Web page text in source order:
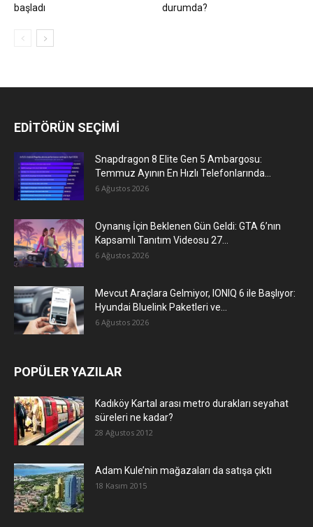
başladı
durumda?
EDİTÖRÜN SEÇİMİ
Snapdragon 8 Elite Gen 5 Ambargosu:
Temmuz Ayının En Hızlı Telefonlarında...
6 Ağustos 2026
Oynanış İçin Beklenen Gün Geldi: GTA 6’nın
Kapsamlı Tanıtım Videosu 27...
6 Ağustos 2026
Mevcut Araçlara Gelmiyor, IONIQ 6 ile Başlıyor:
Hyundai Bluelink Paketleri ve...
6 Ağustos 2026
POPÜLER YAZILAR
Kadıköy Kartal arası metro durakları seyahat
süreleri ne kadar?
28 Ağustos 2012
Adam Kule’nin mağazaları da satışa çıktı
18 Kasım 2015